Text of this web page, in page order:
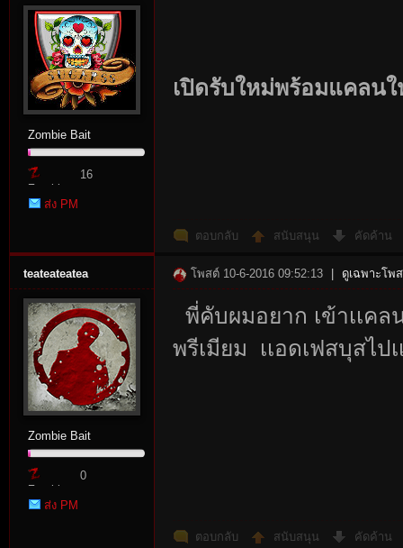
Zombie Bait
Zombie
Point
16
ส่ง PM
เปิดรับใหม่พร้อมแคลน
ตอบกลับ สนับสนุน คัดค้าน
teateateatea
Zombie Bait
Zombie
Point
0
ส่ง PM
โพสต์ 10-6-2016 09:52:13 ดูเฉพาะโพ
พี่คับผมอยาก เข้าเเค
พรีเมียม เเอดเฟสบุสไ
ตอบกลับ สนับสนุน คัดค้าน